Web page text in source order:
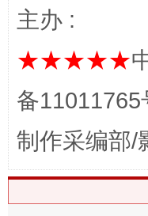
主办 :
★★★★★
备
制作采编部/